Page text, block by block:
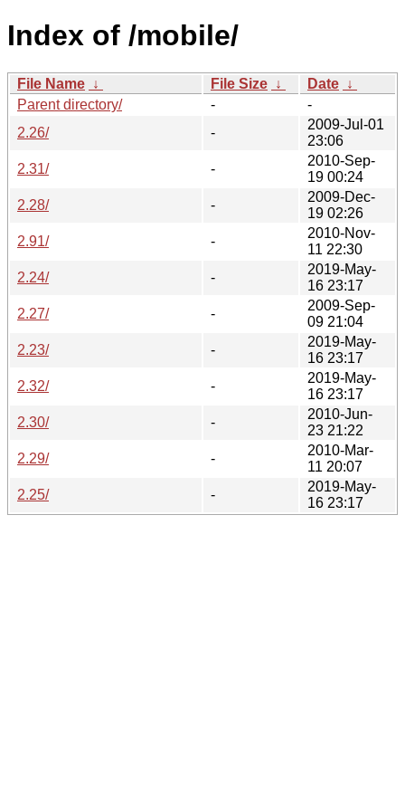
Index of /mobile/
File Name ↓ File Size ↓ Date ↓
Parent directory/
-
-
2.26/
-
2009-Jul-01
23:06
2.31/
-
2010-Sep-
19 00:24
2.28/
-
2009-Dec-
19 02:26
2.91/
-
2010-Nov-
11 22:30
2.24/
-
2019-May-
16 23:17
2.27/
-
2009-Sep-
09 21:04
2.23/
-
2019-May-
16 23:17
2.32/
-
2019-May-
16 23:17
2.30/
-
2010-Jun-
23 21:22
2.29/
-
2010-Mar-
11 20:07
2.25/
-
2019-May-
16 23:17